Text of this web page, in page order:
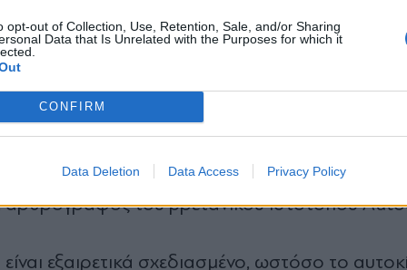
opt-out of Collection, Use, Retention, Sale, and/or Sharing
Data that Is Unrelated with the Purposes for which it
CONFIRM
Data Deletion Data Access Privacy Policy
του αυτοκινήτου αντέδρασαν αρνητικά,
της Ferrari. Παράλληλα, την ώρα που οι
ευρύτερο κοινό με φθηνότερα
ακόμη πιο δύσκολη εμπορικά.
σχόλια. Και η αλήθεια είναι ότι εξωτερικά δεν
του βρετανικού ιστότοπου
εξαιρετικά σχεδιασμένο, ωστόσο το